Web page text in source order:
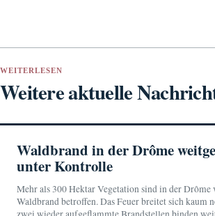
WEITERLESEN
Weitere aktuelle
Waldbrand in der Drôme
unter Kontrolle
Mehr als 300 Hektar Vegetation sind in der Drôme
Waldbrand betroffen. Das Feuer breitet sich kaum